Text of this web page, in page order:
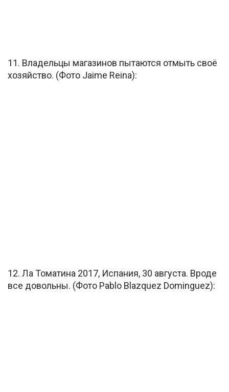
11. Владельцы магазинов пытаются отмыть своё
хозяйство. (Фото Jaime Reina):
12. Ла Томатина 2017, Испания, 30 августа. Вроде
все довольны. (Фото Pablo Blazquez Dominguez):